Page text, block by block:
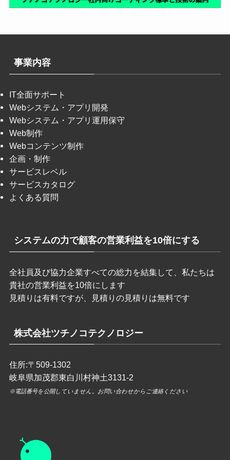
事業内容
IT全面サポート
Webシステム・アプリ開発
Webシステム・アプリ運用保守
Web制作
Webコンテンツ制作
企画・制作
サービスレベル
サービスカタログ
よくある質問
システムの力で顧客の営業利益を10倍にする
全社員及び協力企業すべての総力を結集して、私たちは
貴社の営業利益を10倍にします
見積りは有料ですが、見積りの見積りは無料です
株式会社ツチノコテクノロジー
住所:〒509-1302
岐阜県加茂郡東白川村神土3131-2
※電話番号を公開していません。 お問い合わせからご連絡ください